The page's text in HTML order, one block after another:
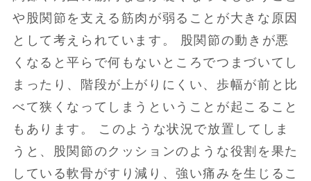
や股関節を支える筋肉が弱ることが大きな原因
として考えられています。 股関節の動きが悪
くなると平らで何もないところでつまづいてし
まったり、階段が上がりにくい、歩幅が前と比
べて狭くなってしまうということが起こること
もあります。 このような状況で放置してしま
うと、股関節のクッションのような役割を果た
している軟骨がすり減り、強い痛みを生じるこ